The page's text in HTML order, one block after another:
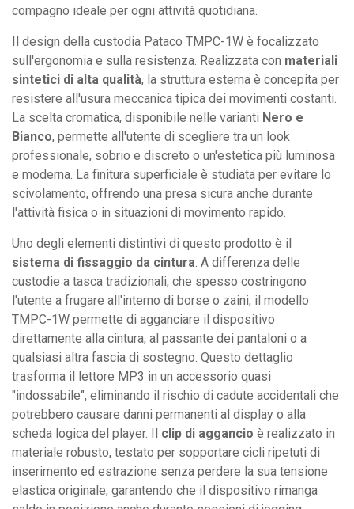
compagno ideale per ogni attività quotidiana.
Il design della custodia Pataco TMPC-1W è focalizzato
sull'ergonomia e sulla resistenza. Realizzata con materiali
sintetici di alta qualità, la struttura esterna è concepita per
resistere all'usura meccanica tipica dei movimenti costanti.
La scelta cromatica, disponibile nelle varianti Nero e
Bianco, permette all'utente di scegliere tra un look
professionale, sobrio e discreto o un'estetica più luminosa
e moderna. La finitura superficiale è studiata per evitare lo
scivolamento, offrendo una presa sicura anche durante
l'attività fisica o in situazioni di movimento rapido.
Uno degli elementi distintivi di questo prodotto è il
sistema di fissaggio da cintura . A differenza delle
custodie a tasca tradizionali, che spesso costringono
l'utente a frugare all'interno di borse o zaini, il modello
TMPC-1W permette di agganciare il dispositivo
direttamente alla cintura, al passante dei pantaloni o a
qualsiasi altra fascia di sostegno. Questo dettaglio
trasforma il lettore MP3 in un accessorio quasi
"indossabile", eliminando il rischio di cadute accidentali che
potrebbero causare danni permanenti al display o alla
scheda logica del player. Il clip di aggancio è realizzato in
materiale robusto, testato per sopportare cicli ripetuti di
inserimento ed estrazione senza perdere la sua tensione
elastica originale, garantendo che il dispositivo rimanga